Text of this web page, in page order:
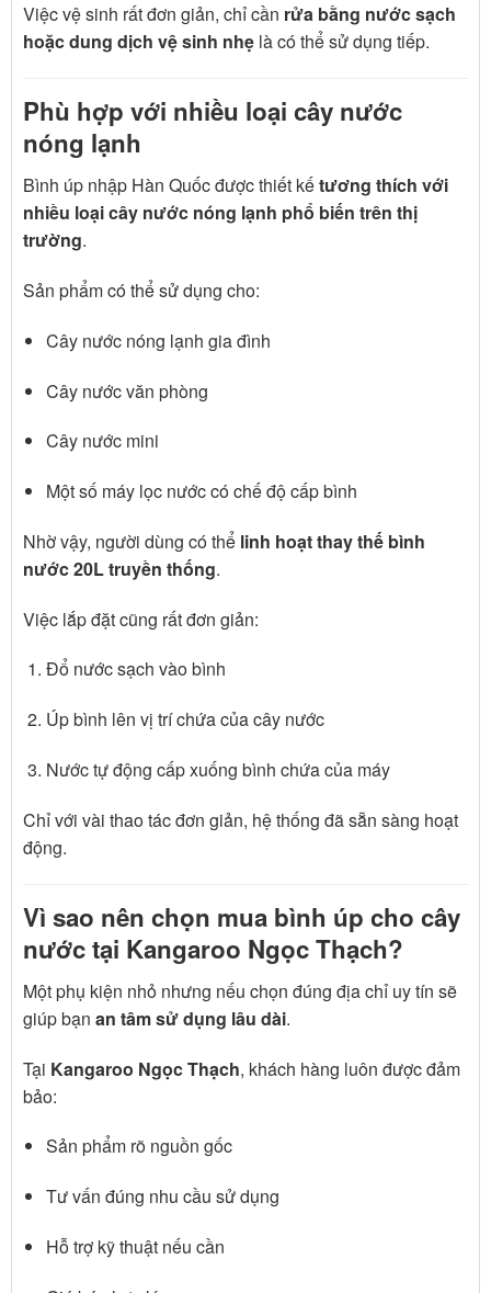
Việc vệ sinh rất đơn giản, chỉ cần rửa bằng nước sạch
hoặc dung dịch vệ sinh nhẹ là có thể sử dụng tiếp.
Phù hợp với nhiều loại cây nước
nóng lạnh
Bình úp nhập Hàn Quốc được thiết kếtương thích với
nhiều loại cây nước nóng lạnh phổ biến trên thị
trường.
Sản phẩm có thể sử dụng cho:
Cây nước nóng lạnh gia đình
Cây nước văn phòng
Cây nước mini
Một số máy lọc nước có chế độ cấp bình
Nhờ vậy, người dùng có thể linh hoạt thay thế bình
nước 20L truyền thống.
Việc lắp đặt cũng rất đơn giản:
Đổ nước sạch vào bình
Úp bình lên vị trí chứa của cây nước
Nước tự động cấp xuống bình chứa của máy
Chỉ với vài thao tác đơn giản, hệ thống đã sẵn sàng hoạt
động.
Vì sao nên chọn mua bình úp cho cây
nước tại Kangaroo Ngọc Thạch?
Một phụ kiện nhỏ nhưng nếu chọn đúng địa chỉ uy tín sẽ
giúp bạn an tâm sử dụng lâu dài.
Tại Kangaroo Ngọc Thạch, khách hàng luôn được đảm
bảo:
Sản phẩm rõ nguồn gốc
Tư vấn đúng nhu cầu sử dụng
Hỗ trợ kỹ thuật nếu cần